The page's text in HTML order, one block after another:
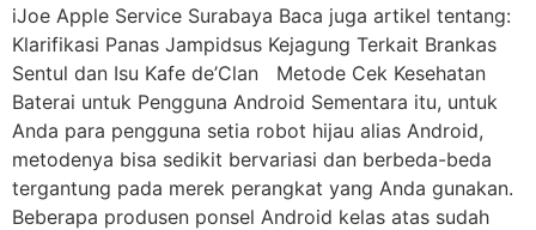
iJoe Apple Service Surabaya Baca juga artikel tentang:
Klarifikasi Panas Jampidsus Kejagung Terkait Brankas
Sentul dan Isu Kafe de’Clan Metode Cek Kesehatan
Baterai untuk Pengguna Android Sementara itu, untuk
Anda para pengguna setia robot hijau alias Android,
metodenya bisa sedikit bervariasi dan berbeda-beda
tergantung pada merek perangkat yang Anda gunakan.
Beberapa produsen ponsel Android kelas atas sudah